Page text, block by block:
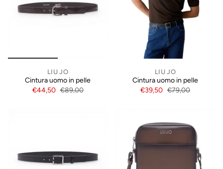
LIU JO
Cintura uomo in pelle
€44,50 €89,00
LIU JO
Cintura uomo in pelle
€39,50 €79,00